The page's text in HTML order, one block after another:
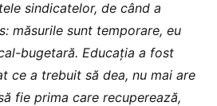
sindicatelor, de când a
măsurile sunt temporare, eu
bugetară. Educația a fost
ce a trebuit să dea, nu mai are
fie prima care recuperează,